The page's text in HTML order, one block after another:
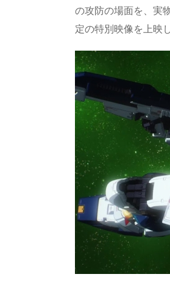
の攻防の場面を、実
定の特別映像を上映